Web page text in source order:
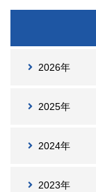
2026年
2025年
2024年
2023年